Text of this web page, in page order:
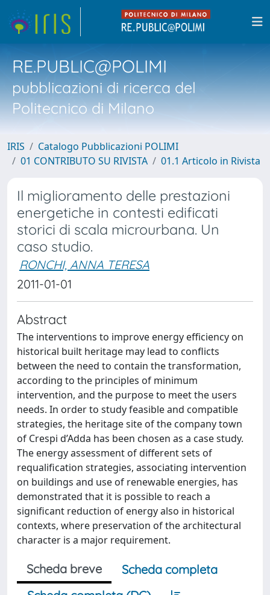
RE.PUBLIC@POLIMI
pubblicazioni di ricerca del
Politecnico di Milano
IRIS
Catalogo Pubblicazioni POLIMI
01 CONTRIBUTO SU RIVISTA
01.1 Articolo in Rivista
Il miglioramento delle prestazioni
energetiche in contesti edificati
storici di scala microurbana. Un
caso studio.
RONCHI, ANNA TERESA
2011-01-01
Abstract
The interventions to improve energy efficiency on
historical built heritage may lead to conflicts
between the need to contain the transformation,
according to the principles of minimum
intervention, and the purpose to meet the users
needs. In order to study feasible and compatible
strategies, the heritage site of the company town
of Crespi d’Adda has been chosen as a case study.
The energy assessment of different sets of
requalification strategies, associating intervention
on buildings and use of renewable energies, has
demonstrated that it is possible to reach a
significant reduction of energy also in historical
contexts, where preservation of the architectural
character is a major requirement.
Scheda breve
Scheda completa